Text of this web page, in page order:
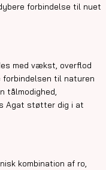
forbindelse til nuet
med vækst, overflod
forbindelsen til naturen
tålmodighed,
Agat støtter dig i at
kombination af ro,